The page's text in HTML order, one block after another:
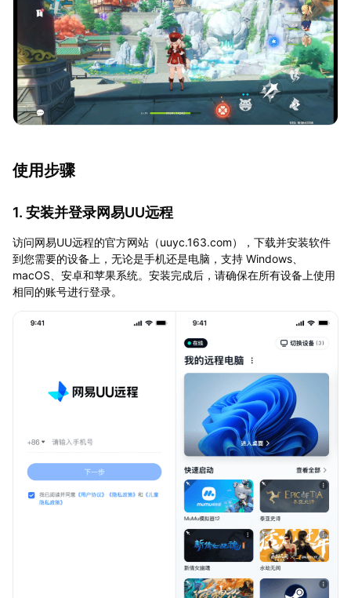
使用步骤
1. 安装并登录网易UU远程
访问网易UU远程的官方网站（uuyc.163.com），下载并安装软件
到您需要的设备上，无论是手机还是电脑，支持 Windows、
macOS、安卓和苹果系统。安装完成后，请确保在所有设备上使用
相同的账号进行登录。